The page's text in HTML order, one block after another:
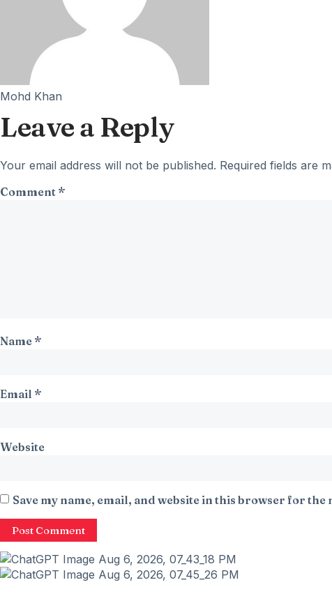
Mohd Khan
Leave a Reply
Your email address will not be published. Required fields are
Comment *
Name *
Email *
Website
Save my name, email, and website in this browser for the